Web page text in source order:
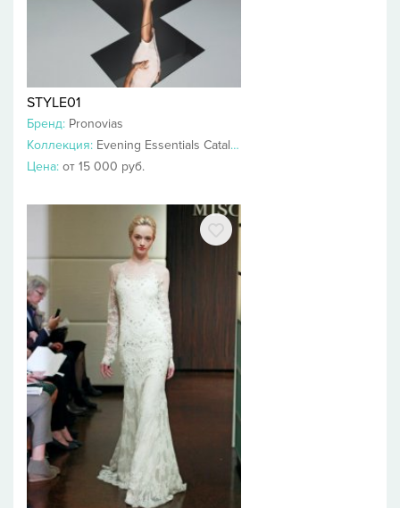
STYLE01
Бренд: Pronovias
Коллекция: Evening Essentials Catalog
Цена: от 15 000 руб.